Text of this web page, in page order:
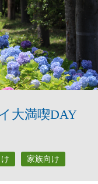
大満喫DAY
家族向け